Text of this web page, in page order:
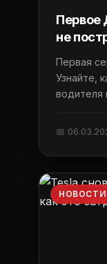
Первое
не
Первая
Узнайте,
водителя
📅
НОВОСТИ